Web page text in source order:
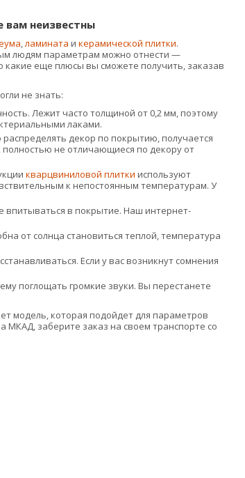
вам неизвестны
ламината и керамической плитки.
людям параметрам можно отнести —
какие еще плюсы вы сможете получить, заказав
не знать:
Лежит часто толщиной от 0,2 мм, поэтому
лаками.
декор по покрытию, получается
не отличающиеся по декору от
кварцвиниловой плитки используют
к непостоянным температурам. У
впитываться в покрытие. Наш интернет-
от солнца становиться теплой, температура
Если у вас возникнут сомнения
поглощать громкие звуки. Вы перестанете
модель, которая подойдет для параметров
МКАД, заберите заказ на своем транспорте со